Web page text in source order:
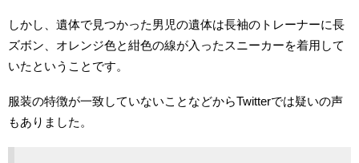
しかし、遺体で見つかった男児の遺体は長袖のトレーナーに長
ズボン、オレンジ色と紺色の線が入ったスニーカーを着用して
いたということです。
服装の特徴が一致していないことなどからTwitterでは疑いの声
もありました。